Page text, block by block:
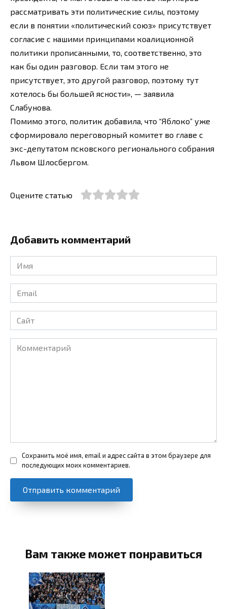
рассматривать эти политические силы, поэтому
если в понятии «политический союз» присутствует
согласие с нашими принципами коалиционной
политики прописанными, то, соответственно, это
как бы один разговор. Если там этого не
присутствует, это другой разговор, поэтому тут
хотелось бы большей ясности», — заявила
Слабунова.
Помимо этого, политик добавила, что “Яблоко” уже
сформировало переговорный комитет во главе с
экс-депутатом псковского регионального собрания
Львом Шлосбергом.
Оцените статью
Добавить комментарий
Имя
*
Email
*
Сайт
Комментарий
Сохранить моё имя, email и адрес сайта в этом браузере для
последующих моих комментариев.
Вам также может понравиться